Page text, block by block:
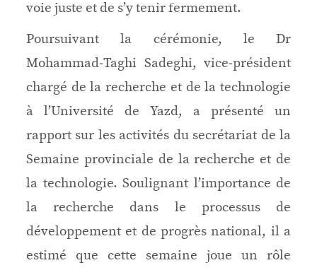
voie juste et de s’y tenir fermement.
Poursuivant la cérémonie, le Dr
Mohammad‑Taghi Sadeghi, vice‑président
chargé de la recherche et de la technologie
à l’Université de Yazd, a présenté un
rapport sur les activités du secrétariat de la
Semaine provinciale de la recherche et de
la technologie. Soulignant l’importance de
la recherche dans le processus de
développement et de progrès national, il a
estimé que cette semaine joue un rôle